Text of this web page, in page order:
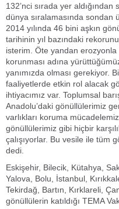
132’nci sırada yer
dünya sıralamasında sondan
2014 yılında 46 bini aşkın
tarihinin yıl bazındaki
isterim. Öte yandan erozyonla
korunması adına
yanımızda olması gerekiyor.
faaliyetlerde etkin rol alacak
ihtiyacımız var. Toplumsal
Anadolu’daki gönüllülerimiz
varlıkları koruma
gönüllülerimiz gibi hiçbir
çalışıyorlar. Bu vesile ile tüm
dedi.
Eskişehir, Bilecik, Kütahya,
Yalova, Bolu, İstanbul,
Tekirdağ, Bartın, Kırklareli,
gönüllülerin katıldığı TEMA